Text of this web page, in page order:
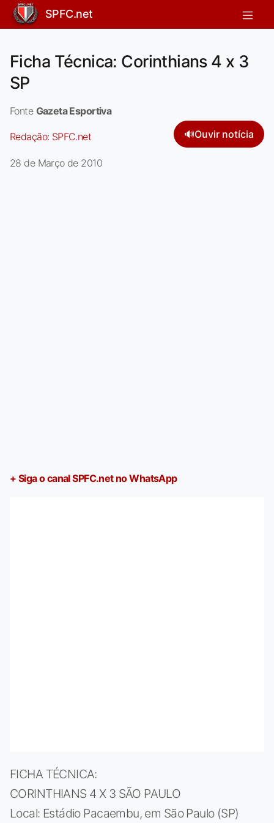
SPFC.net
Ficha Técnica: Corinthians 4 x 3
SP
Fonte Gazeta Esportiva
Redação: SPFC.net 🔊Ouvir notícia
28 de Março de 2010
+ Siga o canal SPFC.net no WhatsApp
FICHA TÉCNICA:
CORINTHIANS 4 X 3 SÃO PAULO
Local: Estádio Pacaembu, em São Paulo (SP)